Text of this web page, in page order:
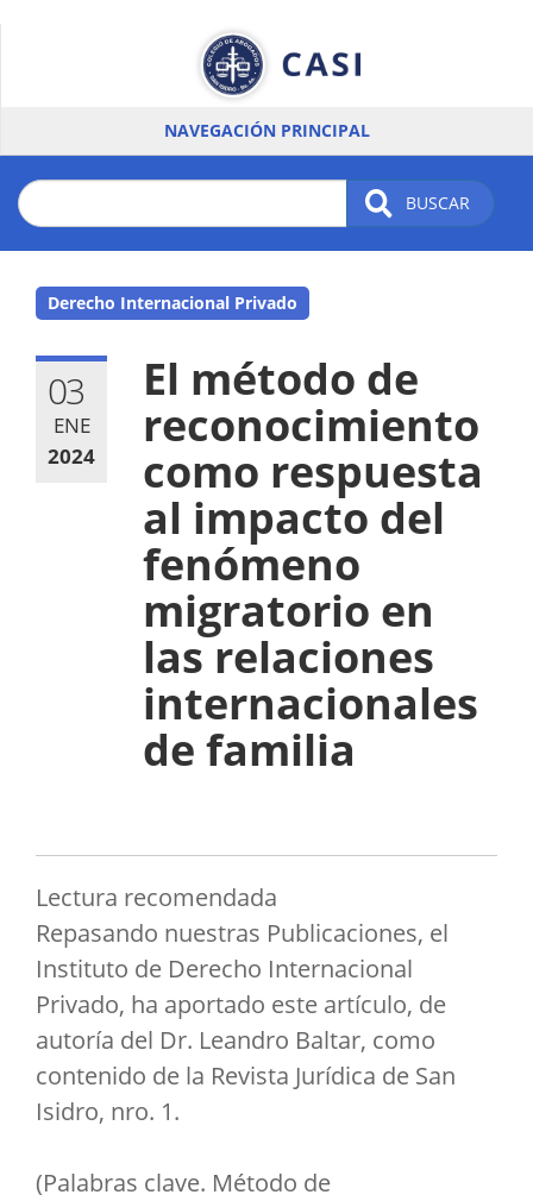
NAVEGACIÓN PRINCIPAL
BUSCAR
Derecho Internacional Privado
03
ENE
2024
El método de
reconocimiento
como respuesta
al impacto del
fenómeno
migratorio en
las relaciones
internacionales
de familia
Lectura recomendada
Repasando nuestras Publicaciones, el
Instituto de Derecho Internacional
Privado, ha aportado este artículo, de
autoría del Dr. Leandro Baltar, como
contenido de la Revista Jurídica de San
Isidro, nro. 1.
(Palabras clave. Método de